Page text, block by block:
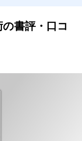
書評・口コ